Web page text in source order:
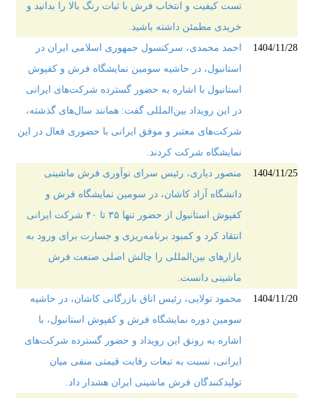
تست کیفیت و انتخاب فرش با ثبات رنگ بالا را بدانید و
خریدی مطمئن داشته باشید.
1404/11/28
احمد محمدی، سرکنسول جمهوری اسلامی ایران در
استانبول، در حاشیه سومین نمایشگاه فرش و کفپوش
استانبول با اشاره به حضور گسترده شرکت‌های ایرانی
در این رویداد بین‌المللی گفت: همانند سال‌های گذشته،
شرکت‌های معتبر و موفق ایرانی با حضوری فعال در این
نمایشگاه شرکت کردند.
1404/11/25
منصور دیاری، رئیس سرای نوآوری فرش ماشینی
دانشگاه آزاد کاشان، در سومین نمایشگاه فرش و
کفپوش استانبول از حضور تنها ۳۵ تا ۴۰ شرکت ایرانی
انتقاد کرد و کمبود برنامه‌ریزی و جسارت برای ورود به
بازارهای بین‌المللی را چالش اصلی صنعت فرش
ماشینی دانست.
1404/11/20
محمود تولایی، رئیس اتاق بازرگانی کاشان، در حاشیه
سومین دوره نمایشگاه فرش و کفپوش استانبول، با
اشاره به رونق این رویداد و حضور گسترده شرکت‌های
ایرانی، نسبت به تبعات رقابت قیمتی منفی میان
تولیدکنندگان فرش ماشینی ایران هشدار داد.